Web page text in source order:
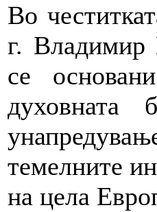
Во
г. Владимир
се
духовната
темелните
на цела